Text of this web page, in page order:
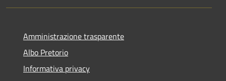
Amministrazione trasparente
Albo Pretorio
Informativa privacy